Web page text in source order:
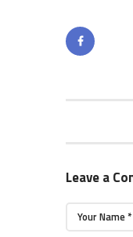
Leave a